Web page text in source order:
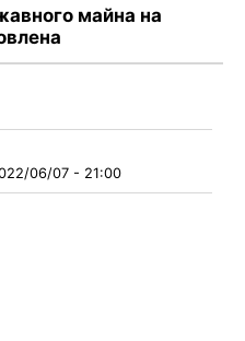
майна на
06/07 - 21:00